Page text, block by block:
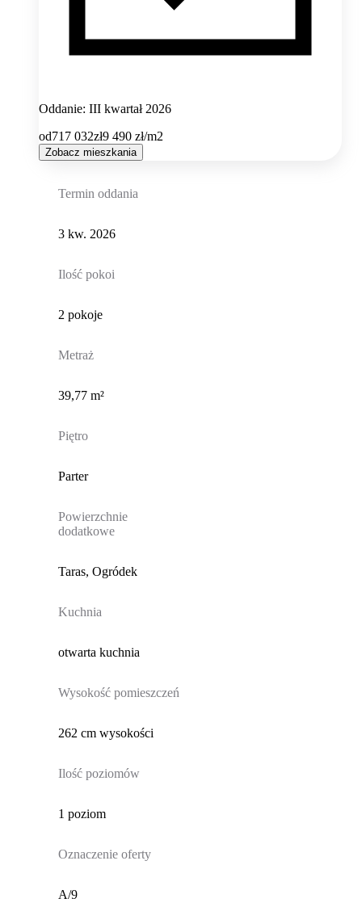
Oddanie: III kwartał 2026
od717 032zł9 490 zł/m2
Zobacz mieszkania
Termin oddania
3 kw. 2026
Ilość pokoi
2 pokoje
Metraż
39,77 m²
Piętro
Parter
Powierzchnie
dodatkowe
Taras, Ogródek
Kuchnia
otwarta kuchnia
Wysokość pomieszczeń
262 cm wysokości
Ilość poziomów
1 poziom
Oznaczenie oferty
A/9